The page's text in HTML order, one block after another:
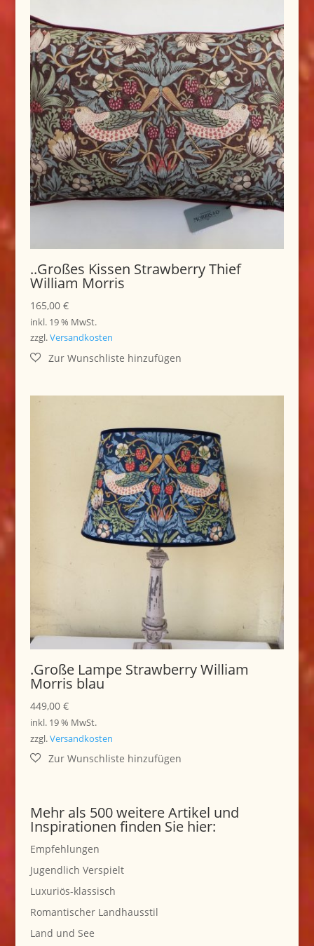
..Großes Kissen Strawberry Thief
William Morris
165,00 €
inkl. 19 % MwSt.
zzgl.Versandkosten
.Große Lampe Strawberry William
Morris blau
449,00 €
inkl. 19 % MwSt.
zzgl.Versandkosten
Mehr als 500 weitere Artikel und
Inspirationen finden Sie hier:
Empfehlungen
Jugendlich Verspielt
Luxuriös-klassisch
Romantischer Landhausstil
Land und See